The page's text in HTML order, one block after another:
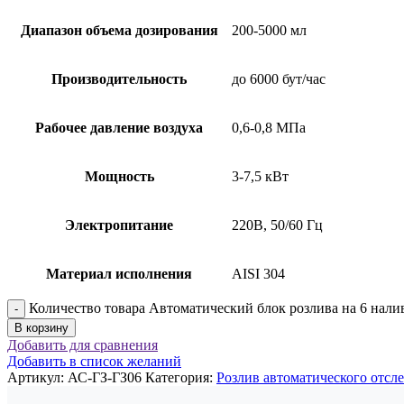
​Диапазон объема дозирования 200-5000 мл
Производительность до 6000 бут/час
​Рабочее давление воздуха 0,6-0,8 МПа
Мощность 3-7,5 кВт
Электропитание 220В, 50/60 Гц
​​Материал исполнения AISI 304
Количество товара Автоматический блок розлива на 6
В корзину
Добавить для сравнения
Добавить в список желаний
Артикул: АС-ГЗ-ГЗ06 Категория: Розлив автоматического